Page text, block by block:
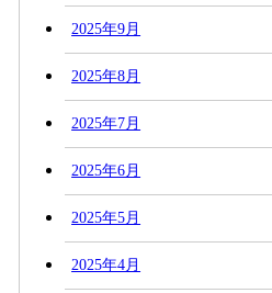
2025年9月
2025年8月
2025年7月
2025年6月
2025年5月
2025年4月